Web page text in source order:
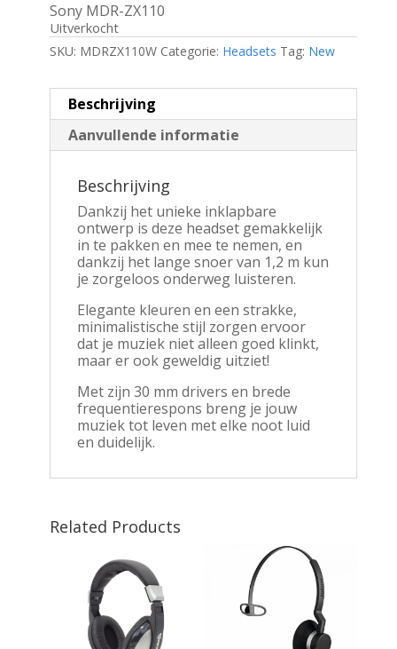
Sony MDR-ZX110
Uitverkocht
SKU: MDRZX110W Categorie: Headsets Tag: New
Beschrijving
Aanvullende informatie
Beschrijving
Dankzij het unieke inklapbare
ontwerp is deze headset gemakkelijk
in te pakken en mee te nemen, en
dankzij het lange snoer van 1,2 m kun
je zorgeloos onderweg luisteren.
Elegante kleuren en een strakke,
minimalistische stijl zorgen ervoor
dat je muziek niet alleen goed klinkt,
maar er ook geweldig uitziet!
Met zijn 30 mm drivers en brede
frequentierespons breng je jouw
muziek tot leven met elke noot luid
en duidelijk.
Related Products